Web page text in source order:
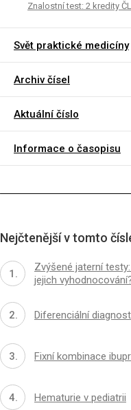
Znalostní test: 2 kredity
Svět praktické medicíny
Archiv čísel
Aktuální číslo
Informace o časopisu
Nejčtenější v tomto
Zvýšené jaterní
jejich
Diferenciální
Fixní kombinace
Hematurie v pediatrii